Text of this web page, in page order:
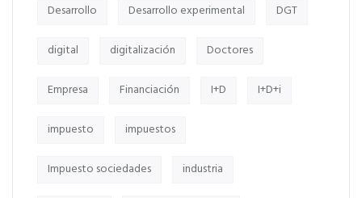
Desarrollo Desarrollo experimental DGT
digital digitalización Doctores
Empresa Financiación I+D I+D+i
impuesto impuestos
Impuesto sociedades industria